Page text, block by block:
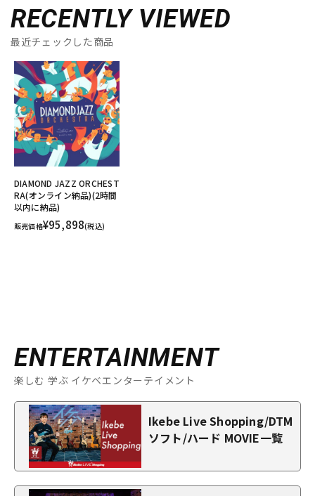
RECENTLY VIEWED
最近チェックした商品
DIAMOND JAZZ ORCHEST
RA(オンライン納品)(2時間
以内に納品)
販売価格¥95,898(税込)
ENTERTAINMENT
楽しむ 学ぶ イケベエンターテイメント
Ikebe Live Shopping/DTM
ソフト/ハード MOVIE一覧